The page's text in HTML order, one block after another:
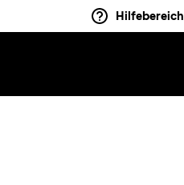
Hilfebereich